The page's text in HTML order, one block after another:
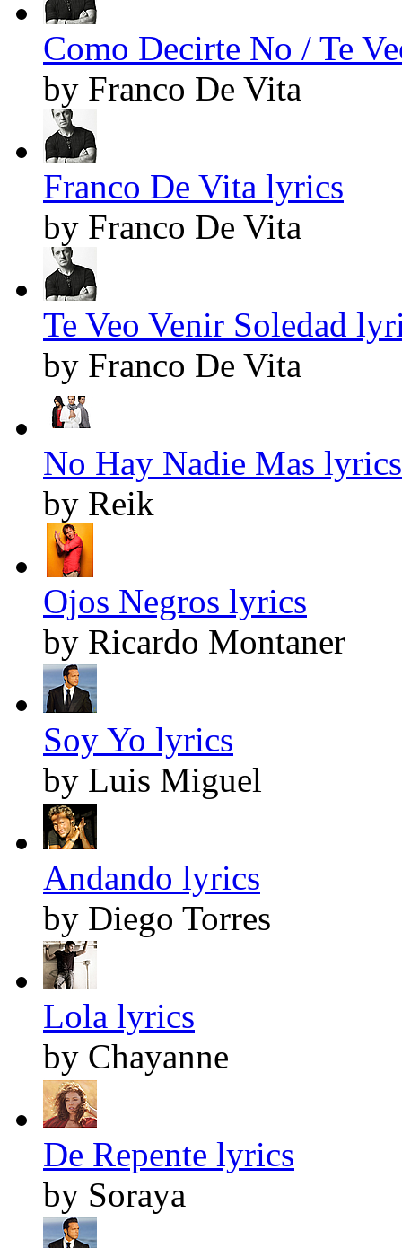
Como Decirte No / Te
by Franco De Vita
Franco De Vita lyrics
by Franco De Vita
Te Veo Venir Soledad
by Franco De Vita
No Hay Nadie Mas lyrics
by Reik
Ojos Negros lyrics
by Ricardo Montaner
Soy Yo lyrics
by Luis Miguel
Andando lyrics
by Diego Torres
Lola lyrics
by Chayanne
De Repente lyrics
by Soraya